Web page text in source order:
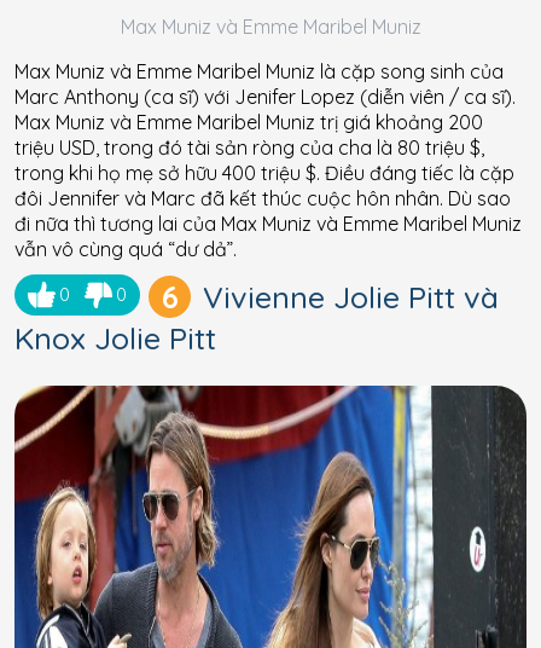
Max Muniz và Emme Maribel Muniz
Max Muniz và Emme Maribel Muniz là cặp song sinh của
Marc Anthony (ca sĩ) với Jenifer Lopez (diễn viên / ca sĩ).
Max Muniz và Emme Maribel Muniz trị giá khoảng 200
triệu USD, trong đó tài sản ròng của cha là 80 triệu $,
trong khi họ mẹ sở hữu 400 triệu $. Điều đáng tiếc là cặp
đôi Jennifer và Marc đã kết thúc cuộc hôn nhân. Dù sao
đi nữa thì tương lai của Max Muniz và Emme Maribel Muniz
vẫn vô cùng quá “dư dả”.
0 0 6
Vivienne Jolie Pitt và
Knox Jolie Pitt